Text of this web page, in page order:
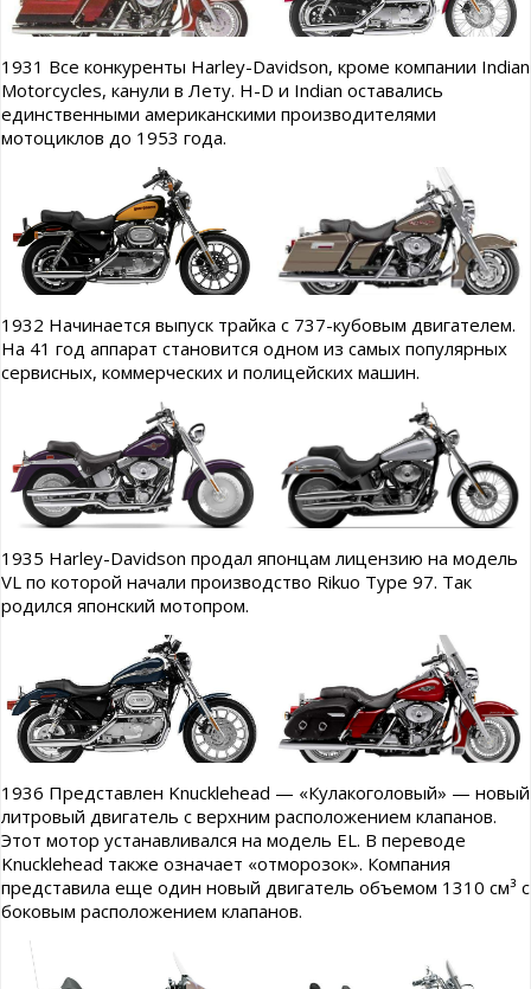
1931 Все конкуренты Harley-Davidson, кроме компании Indian
Motorcycles, канули в Лету. H-D и Indian оставались
единственными американскими производителями
мотоциклов до 1953 года.
1932 Начинается выпуск трайка с 737-кубовым двигателем.
На 41 год аппарат становится одном из самых популярных
сервисных, коммерческих и полицейских машин.
1935 Harley-Davidson продал японцам лицензию на модель
VL по которой начали производство Rikuo Type 97. Так
родился японский мотопром.
1936 Представлен Knucklehead — «Кулакоголовый» — новый
литровый двигатель с верхним расположением клапанов.
Этот мотор устанавливался на модель EL. В переводе
Knucklehead также означает «отморозок». Компания
представила еще один новый двигатель объемом 1310 см³ с
боковым расположением клапанов.